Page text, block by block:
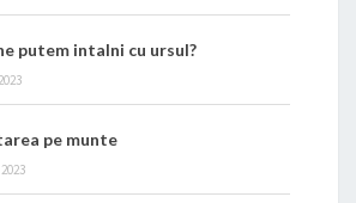
putem intalni cu ursul?
pe munte